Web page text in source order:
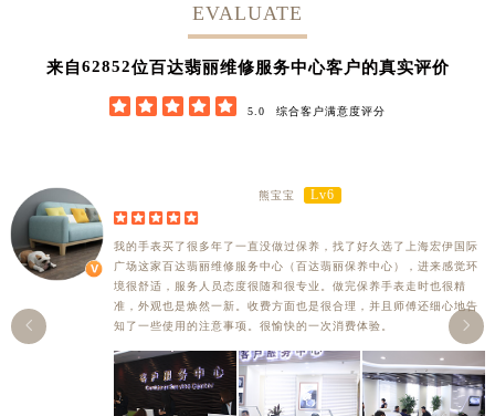
EVALUATE
来自62852位百达翡丽维修服务中心客户的真实评价
     5.0 综合客户满意度评分
熊宝宝 Lv6
    
我的手表买了很多年了一直没做过保养，找了好久选了上海宏伊国际
广场这家百达翡丽维修服务中心（百达翡丽保养中心），进来感觉环
境很舒适，服务人员态度很随和很专业。做完保养手表走时也很精
准，外观也是焕然一新。收费方面也是很合理，并且师傅还细心地告
知了一些使用的注意事项。很愉快的一次消费体验。

